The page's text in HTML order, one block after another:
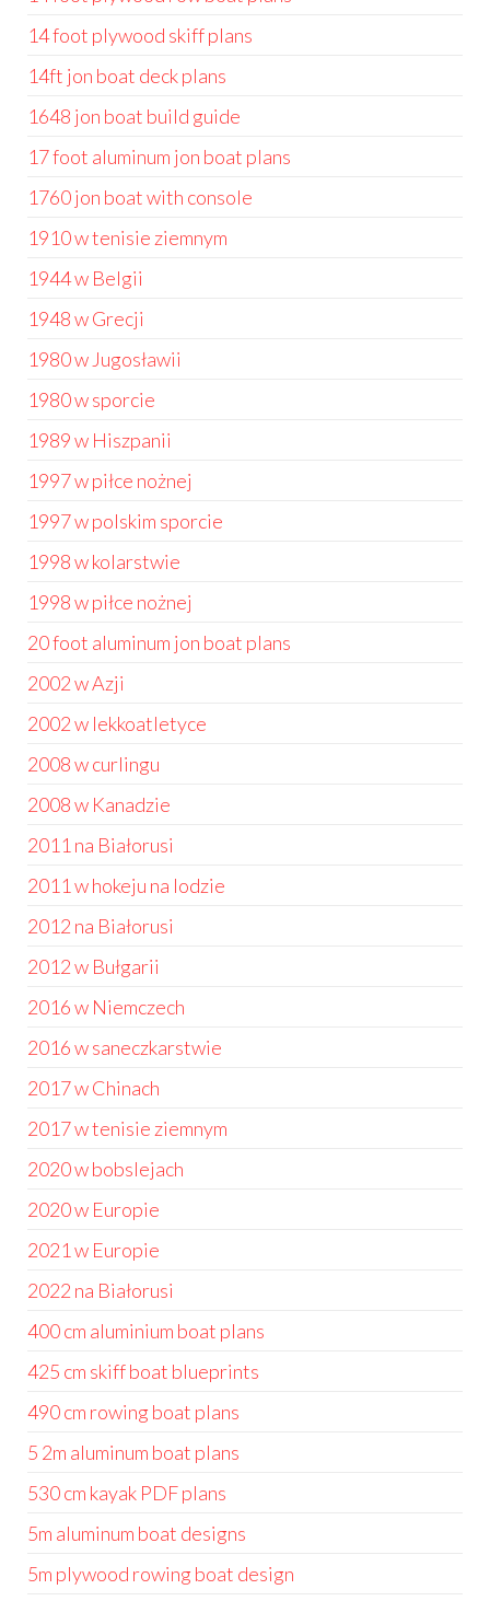
14 foot plywood skiff plans
14ft jon boat deck plans
1648 jon boat build guide
17 foot aluminum jon boat plans
1760 jon boat with console
1910 w tenisie ziemnym
1944 w Belgii
1948 w Grecji
1980 w Jugosławii
1980 w sporcie
1989 w Hiszpanii
1997 w piłce nożnej
1997 w polskim sporcie
1998 w kolarstwie
1998 w piłce nożnej
20 foot aluminum jon boat plans
2002 w Azji
2002 w lekkoatletyce
2008 w curlingu
2008 w Kanadzie
2011 na Białorusi
2011 w hokeju na lodzie
2012 na Białorusi
2012 w Bułgarii
2016 w Niemczech
2016 w saneczkarstwie
2017 w Chinach
2017 w tenisie ziemnym
2020 w bobslejach
2020 w Europie
2021 w Europie
2022 na Białorusi
400 cm aluminium boat plans
425 cm skiff boat blueprints
490 cm rowing boat plans
5 2m aluminum boat plans
530 cm kayak PDF plans
5m aluminum boat designs
5m plywood rowing boat design